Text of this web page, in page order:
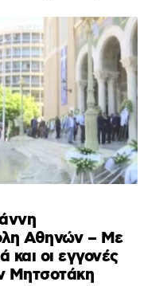
Αθηνών – Με
και οι εγγονές
Μητσοτάκη